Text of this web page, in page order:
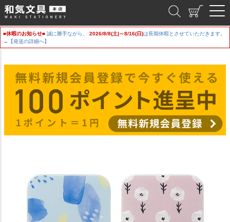
■休暇のお知らせ■ 誠に勝手ながら、 2026/8/8(土)～8/16(日)は長期休暇とさせていただきます。
→【発送の詳細へ】